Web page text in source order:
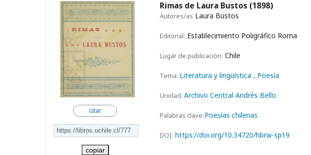
citar
copiar
Rimas de Laura Bustos (1898)
Autores/as Laura Bustos
Editorial: Establecimiento Poligráfico Roma
Lugar de publicación: Chile
Tema: Literatura y lingüística , Poesía
Unidad: Archivo Central Andrés Bello
Palabras clave:Poesías chilenas
DOI: https://doi.org/10.34720/hbrw-sp19